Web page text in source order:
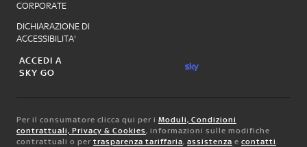
CORPORATE
DICHIARAZIONE DI
ACCESSIBILITA'
ACCEDI A
SKY GO
Per il consumatore clicca qui per i Moduli, Condizioni
contrattuali, Privacy & Cookies, informazioni sulle modifiche
contrattuali o per trasparenza tariffaria, assistenza e contatti.